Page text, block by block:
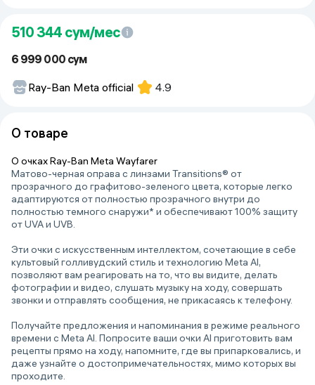
510 344 сум/мес
6 999 000 сум
Ray-Ban Meta official
4.9
О товаре
О очках Ray-Ban Meta Wayfarer
Матово-черная оправа с линзами Transitions® от
прозрачного до графитово-зеленого цвета, которые легко
адаптируются от полностью прозрачного внутри до
полностью темного снаружи* и обеспечивают 100% защиту
от UVA и UVB.
Эти очки с искусственным интеллектом, сочетающие в себе
культовый голливудский стиль и технологию Meta AI,
позволяют вам реагировать на то, что вы видите, делать
фотографии и видео, слушать музыку на ходу, совершать
звонки и отправлять сообщения, не прикасаясь к телефону.
Получайте предложения и напоминания в режиме реального
времени с Meta AI. Попросите ваши очки AI приготовить вам
рецепты прямо на ходу, напомните, где вы припарковались, и
даже узнайте о достопримечательностях, мимо которых вы
проходите.